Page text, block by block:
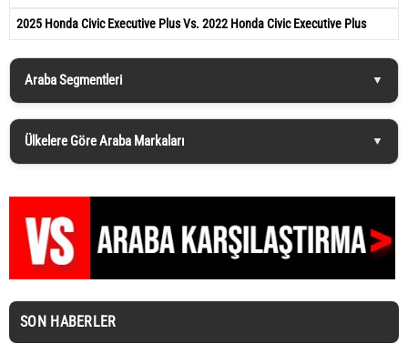
2025 Honda Civic Executive Plus Vs. 2022 Honda Civic Executive Plus
Araba Segmentleri
Ülkelere Göre Araba Markaları
SON HABERLER